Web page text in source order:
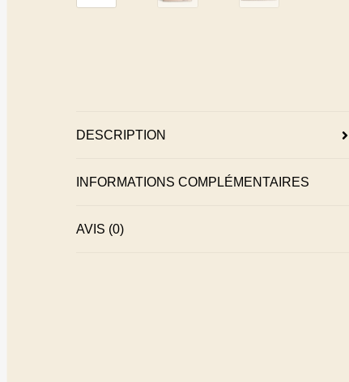
DESCRIPTION
INFORMATIONS COMPLÉMENTAIRES
AVIS (0)